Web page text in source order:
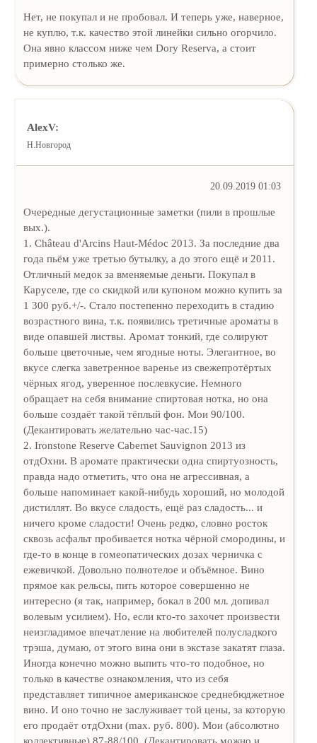
Нет, не покупал и не пробовал. И теперь уже, наверное,
не куплю, т.к. качество этой линейки сильно огорчило.
Она явно классом ниже чем Dory Reserva, а стоит
примерно столько же.
AlexV:
Н.Новгород
20.09.2019 01:03
Очередные дегустационные заметки (пили в прошлые
вых.).
1. Château d'Arcins Haut-Médoc 2013. За последние два
года пьём уже третью бутылку, а до этого ещё и 2011.
Отличный медок за вменяемые деньги. Покупал в
Каруселе, где со скидкой или купоном можно купить за
1 300 руб.+/-. Стало постепенно переходить в стадию
возрастного вина, т.к. появились третичные ароматы в
виде опавшей листвы. Аромат тонкий, где солируют
больше цветочные, чем ягодные ноты. Элегантное, во
вкусе слегка заветренное варенье из свежепротёртых
чёрных ягод, уверенное послевкусие. Немного
обращает на себя внимание спиртовая нотка, но она
больше создаёт такой тёплый фон. Мои 90/100.
(Декантировать желательно час-час.15)
2. Ironstone Reserve Cabernet Sauvignon 2013 из
отдОхни. В аромате практически одна спиртуозность,
правда надо отметить, что она не агрессивная, а
больше напоминает какой-нибудь хороший, но молодой
дистиллят. Во вкусе сладость, ещё раз сладость... и
ничего кроме сладости! Очень редко, словно росток
сквозь асфальт пробивается нотка чёрной смородины, и
где-то в конце в гомеопатических дозах черничка с
ежевичкой. Довольно полнотелое и объёмное. Вино
прямое как рельсы, пить которое совершенно не
интересно (я так, например, бокал в 200 мл. допивал
волевым усилием). Но, если кто-то захочет произвести
неизгладимое впечатление на любителей полусладкого
трэша, думаю, от этого вина они в экстазе закатят глаза.
Иногда конечно можно выпить что-то подобное, но
только в качестве ознакомления, что из себя
представляет типичное американское среднебюджетное
вино. И оно точно не заслуживает той цены, за которую
его продаёт отдОхни (max. руб. 800). Мои (абсолютно
коллективные) 87-88/100. (Декантировать можно и